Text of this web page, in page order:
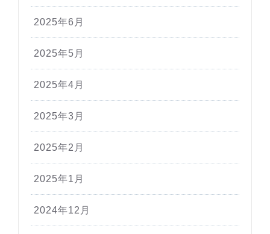
2025年6月
2025年5月
2025年4月
2025年3月
2025年2月
2025年1月
2024年12月